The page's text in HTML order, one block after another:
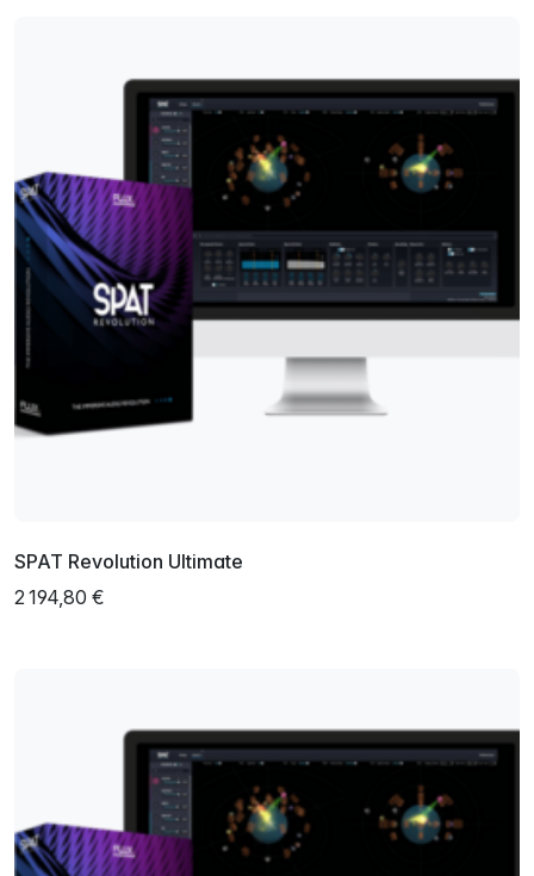
SPAT Revolution Ultimate
2 194,80 €